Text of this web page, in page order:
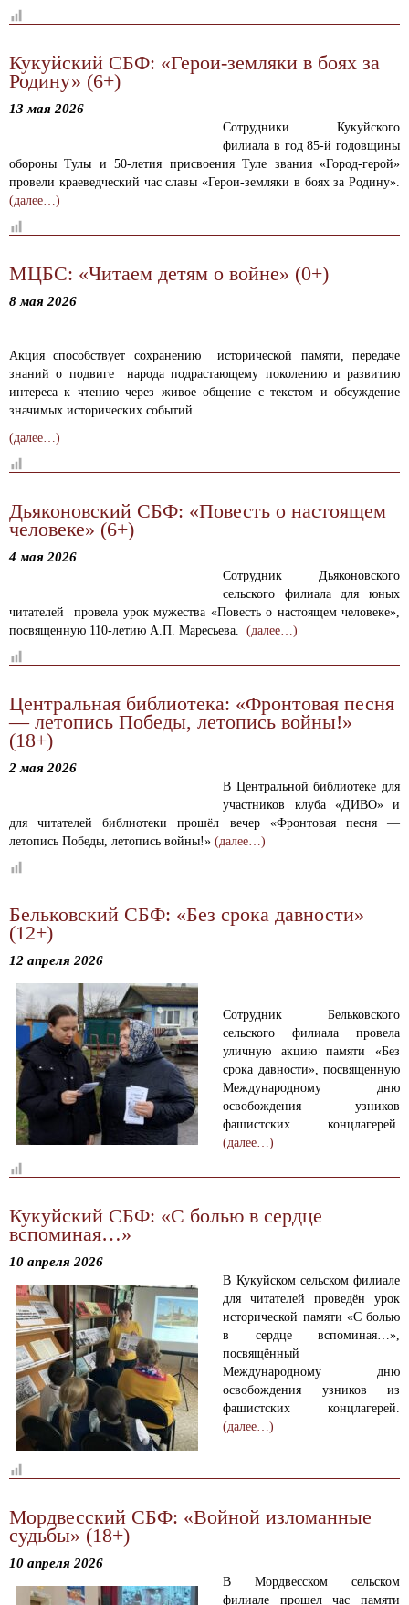
Кукуйский СБФ: «Герои-земляки в боях за
Родину» (6+)
13 мая 2026
Сотрудники Кукуйского
филиала в год 85-й годовщины
обороны Тулы и 50-летия присвоения Туле звания «Город-герой»
провели краеведческий час славы «Герои-земляки в боях за Родину».
(далее…)
МЦБС: «Читаем детям о войне» (0+)
8 мая 2026
Акция способствует сохранению исторической памяти, передаче
знаний о подвиге народа подрастающему поколению и развитию
интереса к чтению через живое общение с текстом и обсуждение
значимых исторических событий.
(далее…)
Дьяконовский СБФ: «Повесть о настоящем
человеке» (6+)
4 мая 2026
Сотрудник Дьяконовского
сельского филиала для юных
читателей провела урок мужества «Повесть о настоящем человеке»,
посвященную 110-летию А.П. Маресьева. (далее…)
Центральная библиотека: «Фронтовая песня
— летопись Победы, летопись войны!»
(18+)
2 мая 2026
В Центральной библиотеке для
участников клуба «ДИВО» и
для читателей библиотеки прошёл вечер «Фронтовая песня —
летопись Победы, летопись войны!» (далее…)
Бельковский СБФ: «Без срока давности»
(12+)
12 апреля 2026
Сотрудник Бельковского
сельского филиала провела
уличную акцию памяти «Без
срока давности», посвященную
Международному дню
освобождения узников
фашистских концлагерей.
(далее…)
Кукуйский СБФ: «С болью в сердце
вспоминая…»
10 апреля 2026
В Кукуйском сельском филиале
для читателей проведён урок
исторической памяти «С болью
в сердце вспоминая…»,
посвящённый
Международному дню
освобождения узников из
фашистских концлагерей.
(далее…)
Мордвесский СБФ: «Войной изломанные
судьбы» (18+)
10 апреля 2026
В Мордвесском сельском
филиале прошел час памяти